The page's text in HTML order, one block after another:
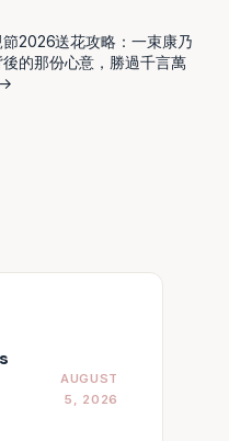
節2026送花攻略：一束康乃
的那份心意，勝過千言萬
→
AUGUST
5, 2026